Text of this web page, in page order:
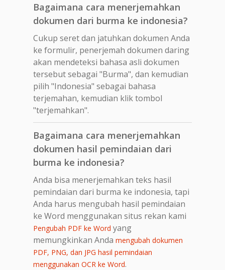
Bagaimana cara menerjemahkan
dokumen dari burma ke indonesia?
Cukup seret dan jatuhkan dokumen Anda
ke formulir, penerjemah dokumen daring
akan mendeteksi bahasa asli dokumen
tersebut sebagai "Burma", dan kemudian
pilih "Indonesia" sebagai bahasa
terjemahan, kemudian klik tombol
"terjemahkan".
Bagaimana cara menerjemahkan
dokumen hasil pemindaian dari
burma ke indonesia?
Anda bisa menerjemahkan teks hasil
pemindaian dari burma ke indonesia, tapi
Anda harus mengubah hasil pemindaian
ke Word menggunakan situs rekan kami
Pengubah PDF ke Word yang
memungkinkan Anda mengubah dokumen
PDF, PNG, dan JPG hasil pemindaian
menggunakan OCR ke Word.